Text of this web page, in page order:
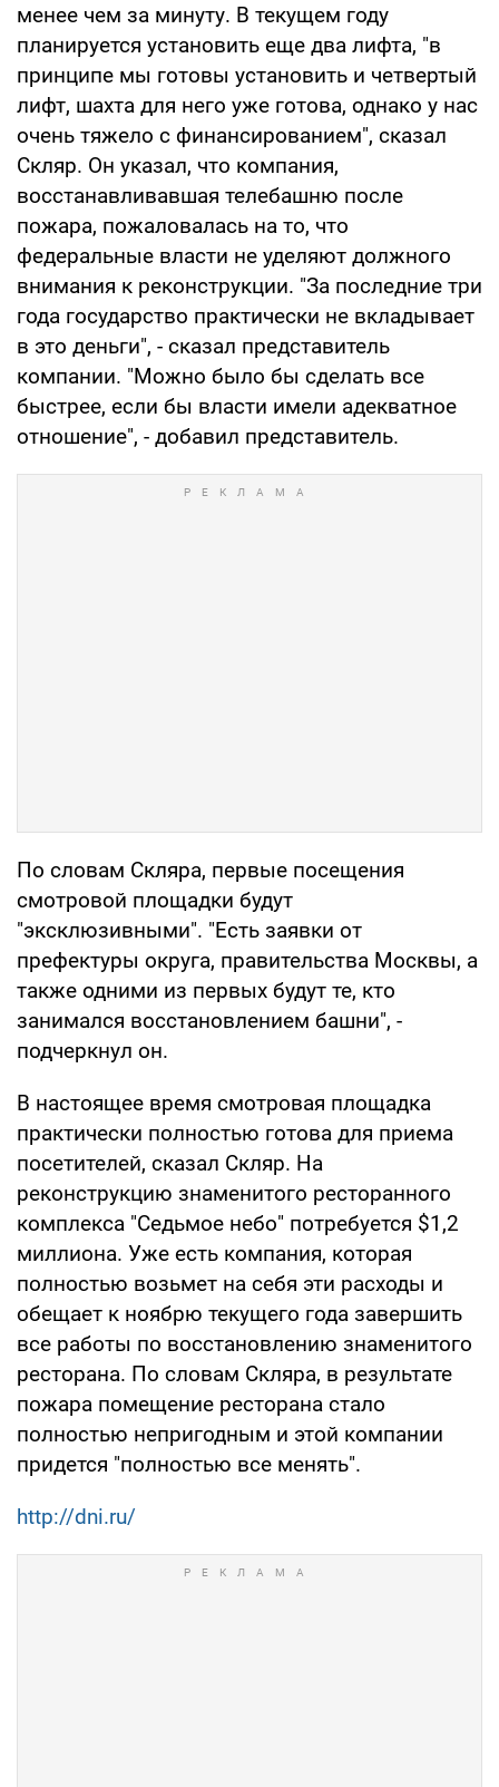
менее чем за минуту. В текущем году
планируется установить еще два лифта, "в
принципе мы готовы установить и четвертый
лифт, шахта для него уже готова, однако у нас
очень тяжело с финансированием", сказал
Скляр. Он указал, что компания,
восстанавливавшая телебашню после
пожара, пожаловалась на то, что
федеральные власти не уделяют должного
внимания к реконструкции. "За последние три
года государство практически не вкладывает
в это деньги", - сказал представитель
компании. "Можно было бы сделать все
быстрее, если бы власти имели адекватное
отношение", - добавил представитель.
По словам Скляра, первые посещения
смотровой площадки будут
"эксклюзивными". "Есть заявки от
префектуры округа, правительства Москвы, а
также одними из первых будут те, кто
занимался восстановлением башни", -
подчеркнул он.
В настоящее время смотровая площадка
практически полностью готова для приема
посетителей, сказал Скляр. На
реконструкцию знаменитого ресторанного
комплекса "Седьмое небо" потребуется $1,2
миллиона. Уже есть компания, которая
полностью возьмет на себя эти расходы и
обещает к ноябрю текущего года завершить
все работы по восстановлению знаменитого
ресторана. По словам Скляра, в результате
пожара помещение ресторана стало
полностью непригодным и этой компании
придется "полностью все менять".
http://dni.ru/